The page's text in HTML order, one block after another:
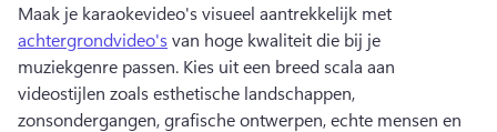
Maak je karaokevideo's visueel aantrekkelijk met
achtergrondvideo's van hoge kwaliteit die bij je
muziekgenre passen. Kies uit een breed scala aan
videostijlen zoals esthetische landschappen,
zonsondergangen, grafische ontwerpen, echte mensen en